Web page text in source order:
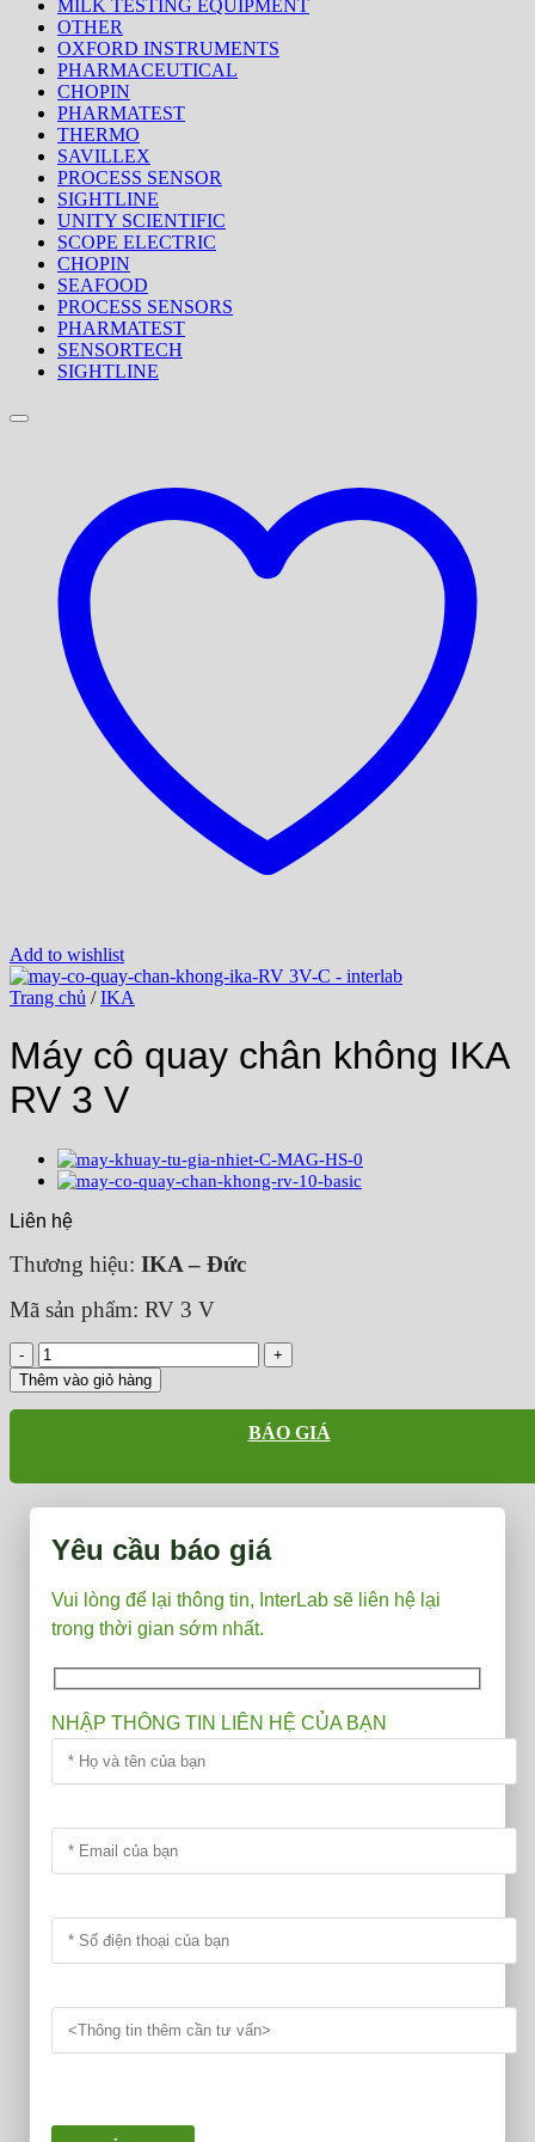
MILK TESTING EQUIPMENT
OTHER
OXFORD INSTRUMENTS
PHARMACEUTICAL
CHOPIN
PHARMATEST
THERMO
SAVILLEX
PROCESS SENSOR
SIGHTLINE
UNITY SCIENTIFIC
SCOPE ELECTRIC
CHOPIN
SEAFOOD
PROCESS SENSORS
PHARMATEST
SENSORTECH
SIGHTLINE
Add to wishlist
Trang chủ / IKA
Máy cô quay chân không IKA
RV 3 V
Liên hệ
Thương hiệu: IKA – Đức
Mã sản phẩm: RV 3 V
Máy
cô
quay
chân
RV
số
lượng
Thêm vào giỏ hàng
BÁO GIÁ
Yêu cầu báo giá
Vui lòng để lại thông tin, InterLab sẽ liên hệ lại
trong thời gian sớm nhất.
NHẬP THÔNG TIN LIÊN HỆ CỦA BẠN